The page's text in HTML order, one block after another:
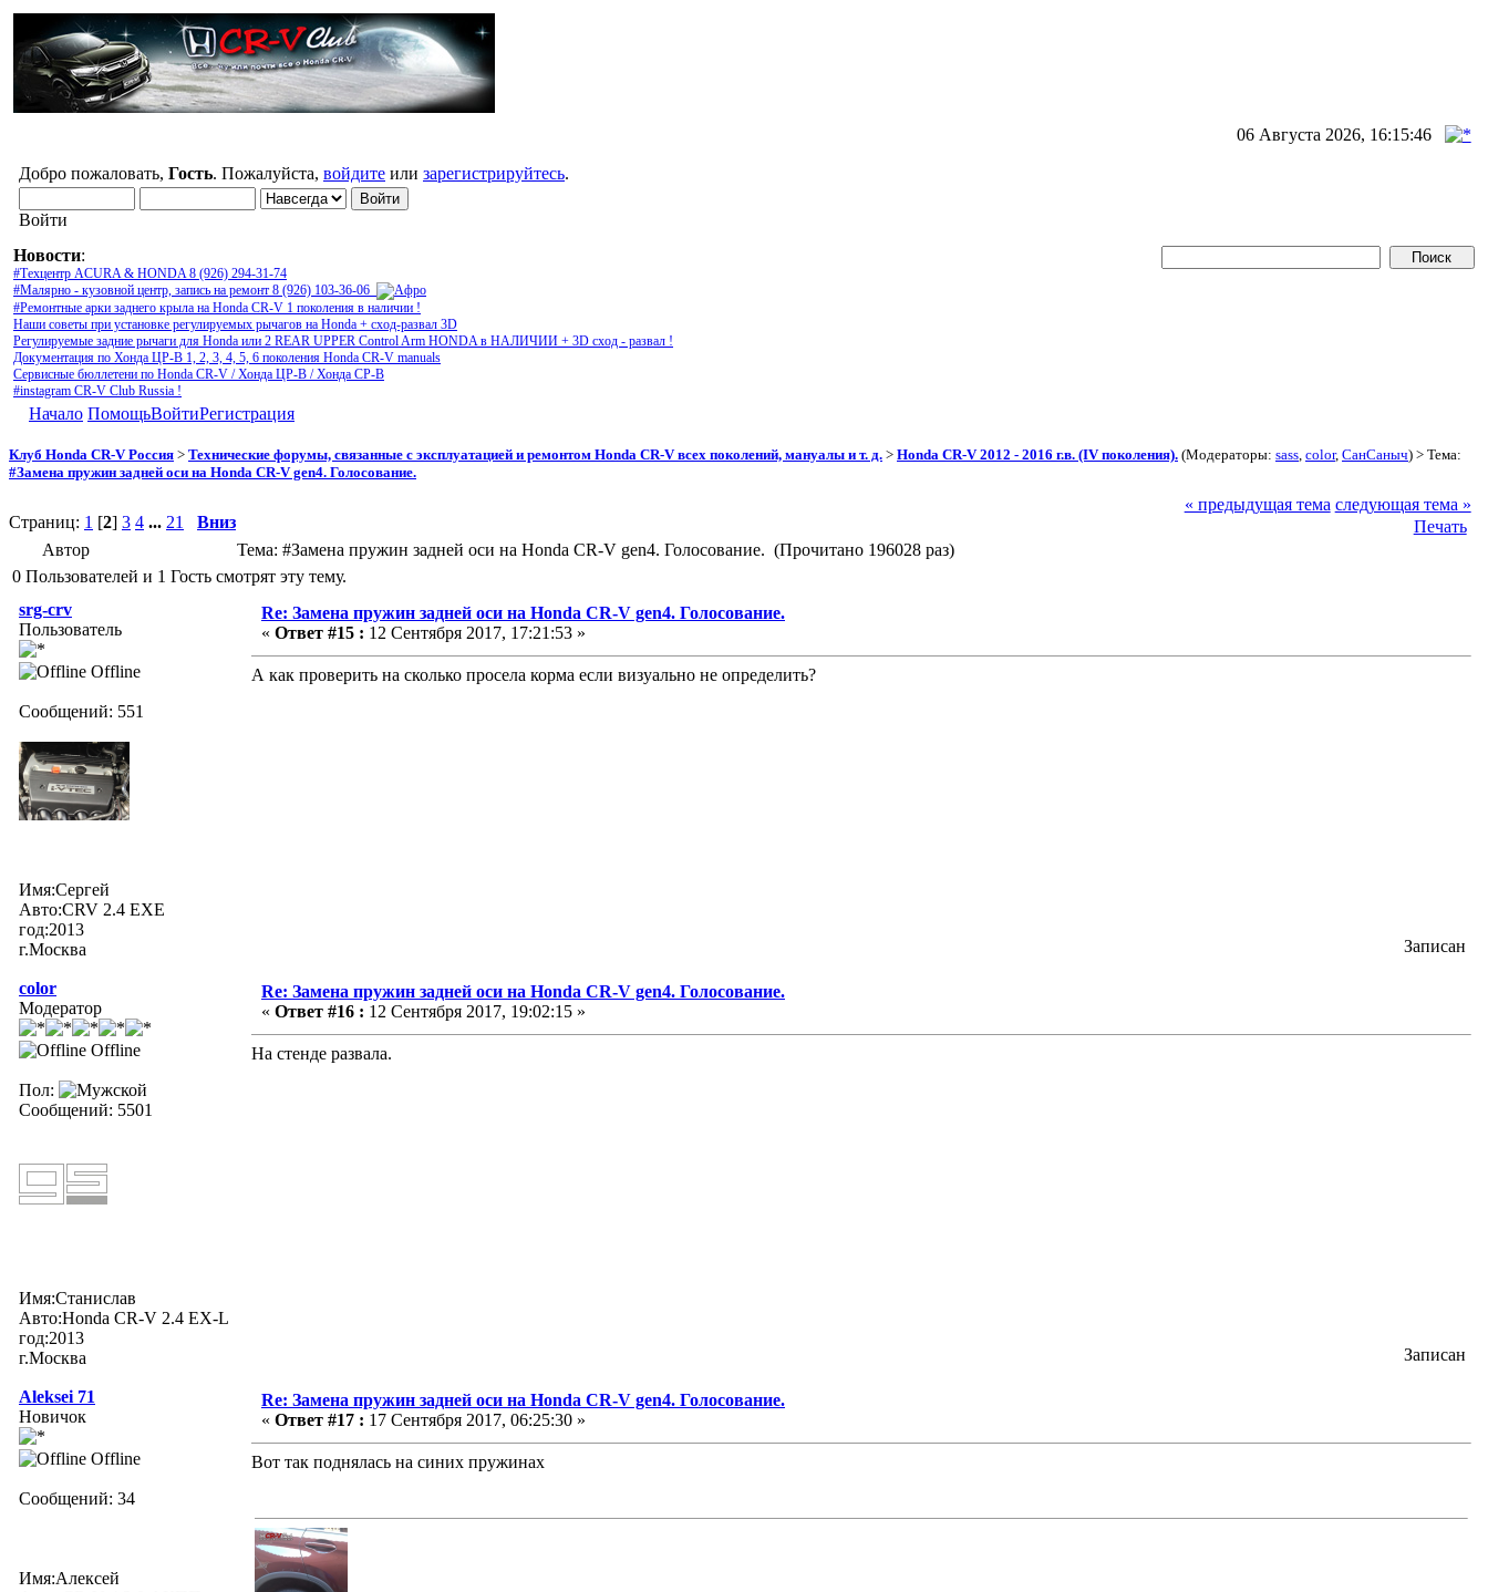
06 Августа 2026, 16:15:46
Добро пожаловать, Гость. Пожалуйста, войдите или зарегистрируйтесь.
Войти
Новости:
#Техцентр ACURA & HONDA 8 (926) 294-31-74
#Малярно - кузовной центр, запись на ремонт 8 (926) 103-36-06
#Ремонтные арки заднего крыла на Honda CR-V 1 поколения в наличии !
Наши советы при установке регулируемых рычагов на Honda + сход-развал 3D
Регулируемые задние рычаги для Honda или 2 REAR UPPER Control Arm HONDA в НАЛИЧИИ + 3D сход - развал !
Документация по Хонда ЦР-В 1, 2, 3, 4, 5, 6 поколения Honda CR-V manuals
Сервисные бюллетени по Honda CR-V / Хонда ЦР-В / Хонда СР-В
#instagram CR-V Club Russia !
Начало ПомощьВойтиРегистрация
Клуб Honda CR-V Россия > Технические форумы, связанные с эксплуатацией и ремонтом Honda CR-V всех поколений, мануалы и т. д. > Honda CR-V 2012 - 2016 г.в. (IV поколения). (Модераторы: sass color, СанСаныч) > Тема:
#Замена пружин задней оси на Honda CR-V gen4. Голосование.
Страниц: 1 [2] 3 4 ... 21 Вниз
« предыдущая тема следующая тема »
Печать
Автор
Тема: #Замена пружин задней оси на Honda CR-V gen4. Голосование. (Прочитано 196028 раз)
0 Пользователей и 1 Гость смотрят эту тему.
srg-crv
Пользователь
Offline
Сообщений: 551
Имя:Сергей
Авто:CRV 2.4 EXE
год:2013
г.Москва
Re: Замена пружин задней оси на Honda CR-V gen4. Голосование.
« Ответ #15 : 12 Сентября 2017, 17:21:53 »
А как проверить на сколько просела корма если визуально не определить?
Записан
color
Модератор
Offline
Пол:
Сообщений: 5501
Имя:Станислав
Авто:Honda CR-V 2.4 EX-L
год:2013
г.Москва
Re: Замена пружин задней оси на Honda CR-V gen4. Голосование.
« Ответ #16 : 12 Сентября 2017, 19:02:15 »
На стенде развала.
Записан
Aleksei 71
Новичок
Offline
Сообщений: 34
Имя:Алексей
Re: Замена пружин задней оси на Honda CR-V gen4. Голосование.
« Ответ #17 : 17 Сентября 2017, 06:25:30 »
Вот так поднялась на синих пружинах